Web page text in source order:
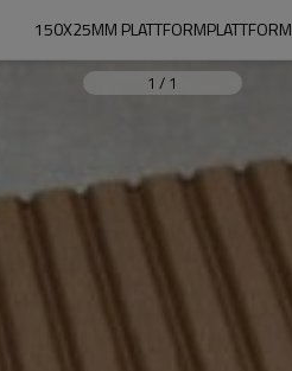
150X25MM PLATTFORMPLATTFORM
1 / 1